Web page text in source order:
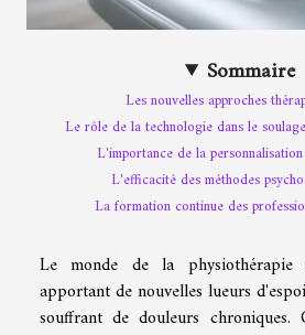
Sommaire
Les nouvelles approches
Le rôle de la technologie dans le
L'importance de la
L'efficacité des méthodes
La formation continue des
Le monde de la physiothérapie
apportant de nouvelles lueurs
souffrant de douleurs chroniques.